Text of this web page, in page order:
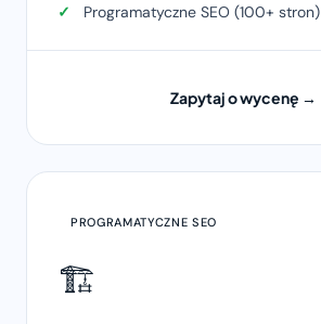
Programatyczne SEO (100+ stron)
Zapytaj o wycenę →
PROGRAMATYCZNE SEO
🏗️